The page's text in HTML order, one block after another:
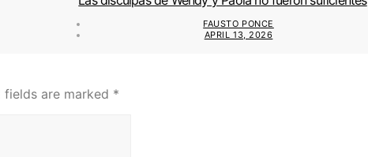
FAUSTO PONCE
APRIL 13, 2026
fields are marked *